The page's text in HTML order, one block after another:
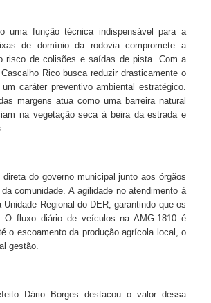
uma função técnica indispensável para a
de domínio da rodovia compromete a
risco de colisões e saídas de pista. Com a
Rico busca reduzir drasticamente o
caráter preventivo ambiental estratégico.
margens atua como uma barreira natural
na vegetação seca à beira da estrada e
do governo municipal junto aos órgãos
comunidade. A agilidade no atendimento à
Regional do DER, garantindo que os
O fluxo diário de veículos na AMG-1810 é
o escoamento da produção agrícola local, o
gestão.
Dário Borges destacou o valor dessa